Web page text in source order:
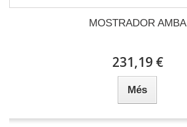
MOSTRADOR AMBA
231,19 €
Més